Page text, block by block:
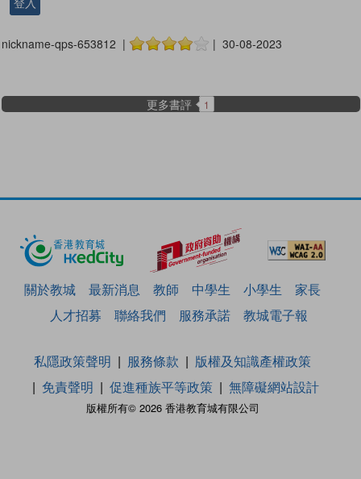
登入
nickname-qps-653812 | | 30-08-2023
更多書評 1
關於教城 最新消息 教師 中學生 小學生
家長
人才招募
聯絡我們 服務承諾 教城電子報
版權所有© 2026 香港教育城有限公司
私隱政策聲明 服務條款
版權及知識產權政策
免責聲明
促進種族平等政策 無障礙網站設計